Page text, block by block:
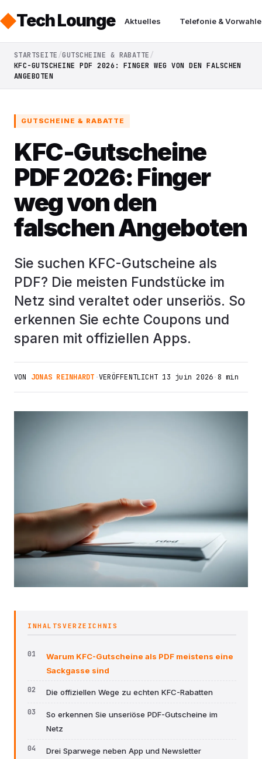
Tech Lounge Aktuelles Telefonie &
STARTSEITE GUTSCHEINE & RABATTE
KFC-GUTSCHEINE PDF 2026: FINGER WEG VON DEN FALSCHEN
ANGEBOTEN
GUTSCHEINE & RABATTE
KFC-Gutscheine
PDF 2026: Finger
weg von den
falschen Angeboten
Sie suchen KFC-Gutscheine als
PDF? Die meisten Fundstücke im
Netz sind veraltet oder unseriös. So
erkennen Sie echte Coupons und
sparen mit offiziellen Apps.
VON JONAS REINHARDT ·VERÖFFENTLICHT 13 juin 2026· 8 min
INHALTSVERZEICHNIS
Warum KFC-Gutscheine als PDF meistens eine
Sackgasse sind
Die offiziellen Wege zu echten KFC-Rabatten
So erkennen Sie unseriöse PDF-Gutscheine im
Netz
Drei Sparwege neben App und Newsletter